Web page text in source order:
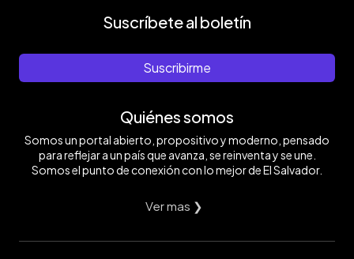
Suscríbete al boletín
Suscribirme
Quiénes somos
Somos un portal abierto, propositivo y moderno, pensado
para reflejar a un país que avanza, se reinventa y se une.
Somos el punto de conexión con lo mejor de El Salvador.
Ver mas ❯